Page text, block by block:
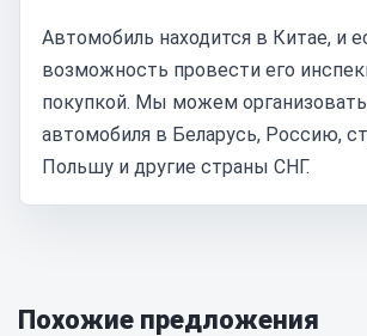
Автомобиль находится в Китае, и
возможность провести его
покупкой. Мы можем
автомобиля в Беларусь, Россию,
Польшу и другие страны СНГ.
Похожие предложения